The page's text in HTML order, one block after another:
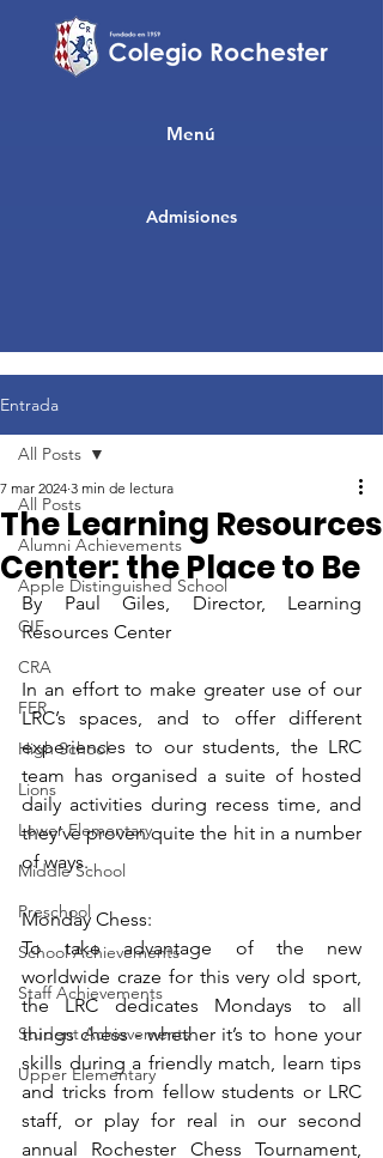
Admisiones
Menú
Entrada
All Posts
Alumni Achievements
Apple Distinguished School
CIF
CRA
FER
High School
Lions
Lower Elementary
Middle School
Preschool
School Achievements
Staff Achievements
Student Achievements
Upper Elementary
All Posts
The Learning Resources
Center: the Place to Be
7 mar 2024 3 min de lectura
By Paul Giles, Director, Learning
Resources Center
In an effort to make greater use of our
LRC’s spaces, and to offer different
experiences to our students, the LRC
team has organised a suite of hosted
daily activities during recess time, and
they’ve proven quite the hit in a number
of ways.
Monday Chess:
To take advantage of the new
worldwide craze for this very old sport,
the LRC dedicates Mondays to all
things chess - whether it’s to hone your
skills during a friendly match, learn tips
and tricks from fellow students or LRC
staff, or play for real in our second
annual Rochester Chess Tournament,